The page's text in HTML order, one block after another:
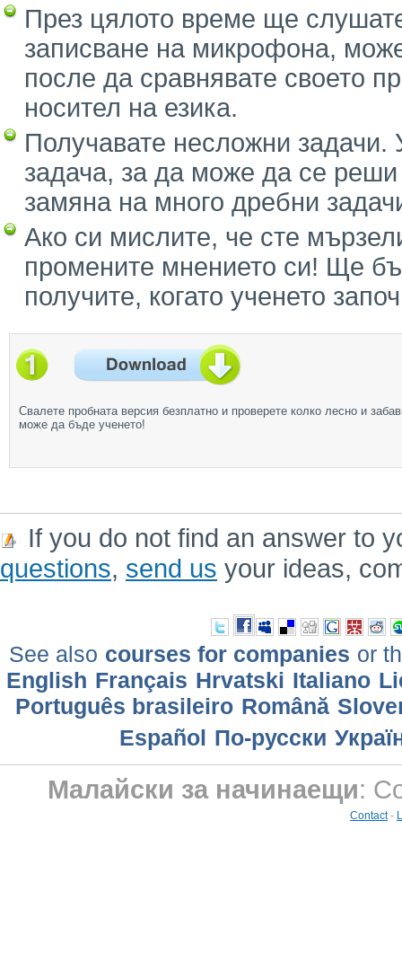
През цялото време ще
записване на микрофона,
после да сравнявате своето
носител на езика.
Получавате несложни задачи.
задача, за да може да се
замяна на много дребни
Ако си мислите, че сте
промените мнението си! Ще
получите, когато ученето
Свалете пробната версия безплатно и проверете колко лесно и
може да бъде ученето!
If you do not find an answer to
questions, send us your ideas,
See also courses for companies or
English Français Hrvatski Italiano
Português brasileiro Română
Еspañol По-русски
Малайски за начинаещи:
Contact-